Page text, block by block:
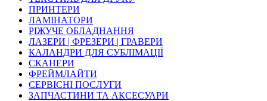
ПРИНТЕРИ
ЛАМІНАТОРИ
РІЖУЧЕ ОБЛАДНАННЯ
ЛАЗЕРИ | ФРЕЗЕРИ | ГРАВЕРИ
КАЛАНДРИ ДЛЯ СУБЛІМАЦІЇ
СКАНЕРИ
ФРЕЙМЛАЙТИ
СЕРВІСНІ ПОСЛУГИ
ЗАПЧАСТИНИ ТА АКСЕСУАРИ